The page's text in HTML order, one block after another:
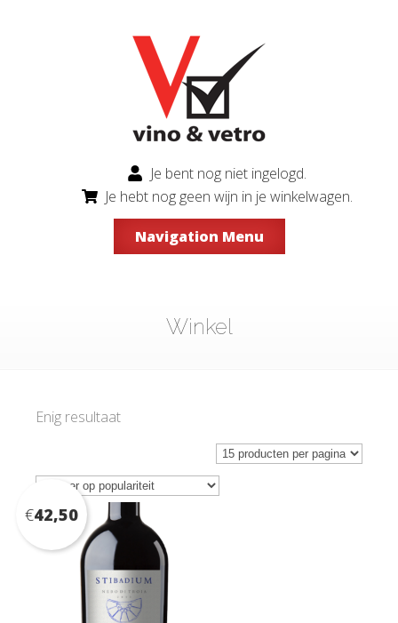
Je bent nog niet ingelogd.
Je hebt nog geen wijn in je winkelwagen.
Navigation Menu
Winkel
Enig resultaat
€42,50